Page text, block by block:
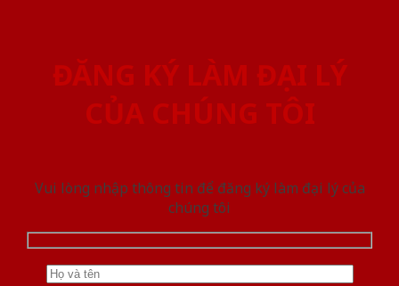
ĐĂNG KÝ LÀM ĐẠI LÝ
CỦA CHÚNG TÔI
Vui lòng nhập thông tin để đăng ký làm đại lý của
chúng tôi